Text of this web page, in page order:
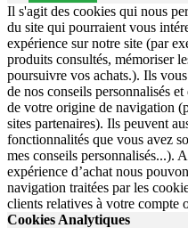
Il s'agit des cookies qui nous
du site qui pourraient vous
expérience sur notre site (par
produits consultés, mémoriser
poursuivre vos achats.). Ils
de nos conseils personnalisés
de votre origine de navigation
sites partenaires). Ils peuvent
fonctionnalités que vous avez
mes conseils personnalisés...).
expérience d’achat nous
navigation traitées par les
clients relatives à votre compte
Cookies Analytiques